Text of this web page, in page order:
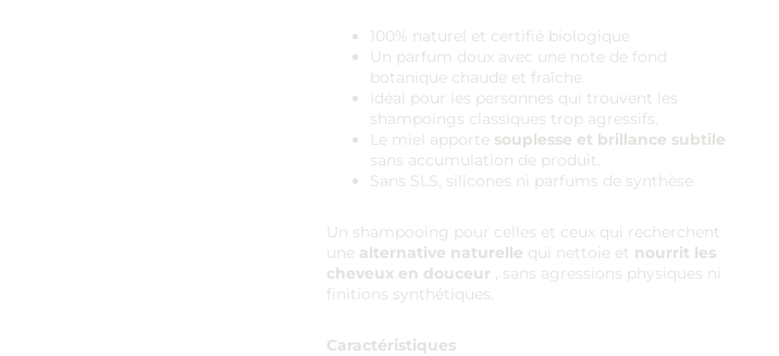
100% naturel et certifié biologique
Un parfum doux avec une note de fond
botanique chaude et fraîche.
Idéal pour les personnes qui trouvent les
shampoings classiques trop agressifs.
Le miel apporte souplesse et brillance subtile
sans accumulation de produit.
Sans SLS, silicones ni parfums de synthèse
Un shampooing pour celles et ceux qui recherchent
une alternative naturelle qui nettoie et nourrit les
cheveux en douceur , sans agressions physiques ni
finitions synthétiques.
Caractéristiques